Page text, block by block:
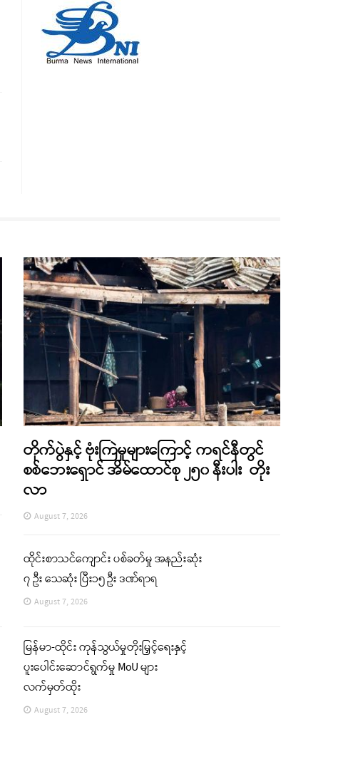
တိုက်ပွဲနှင့် ဗုံးကြဲမှုများကြောင့် ကရင်နီတွင်
စစ်ဘေးရှောင် အိမ်ထောင်စု ၂၅၀ နီးပါး တိုး
လာ
August 7, 2026
ထိုင်းစာသင်ကျောင်း ပစ်ခတ်မှု အနည်းဆုံး
၇ ဦး သေဆုံး ပြီး၁၅ ဦး ဒဏ်ရာရ
August 7, 2026
မြန်မာ-ထိုင်း ကုန်သွယ်မှုတိုးမြှင့်ရေးနှင့်
ပူးပေါင်းဆောင်ရွက်မှု MoU များ
လက်မှတ်ထိုး
August 7, 2026